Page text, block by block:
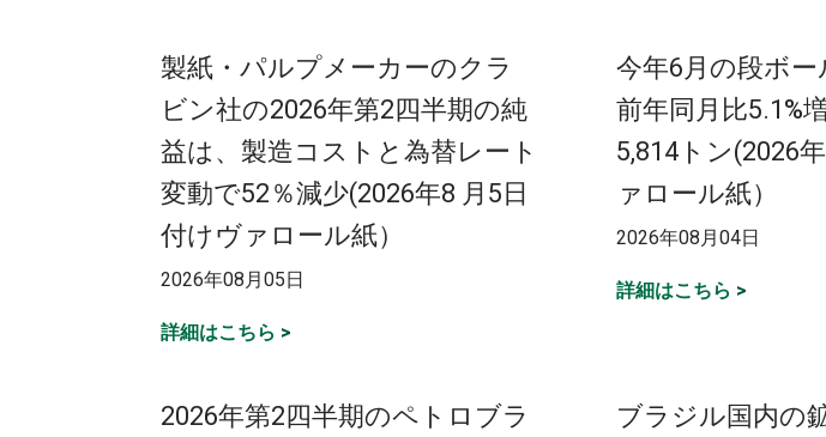
製紙・パルプメーカーのクラ
ビン社の2026年第2四半期の純
益は、製造コストと為替レート
変動で52％減少(2026年8 月5日
付けヴァロール紙）
2026年08月05日
詳細はこちら >
今年6月の段ボー
前年同月比5.1%
5,814トン(2026
ァロール紙）
2026年08月04日
詳細はこちら >
2026年第2四半期のペトロブラ
ブラジル国内の